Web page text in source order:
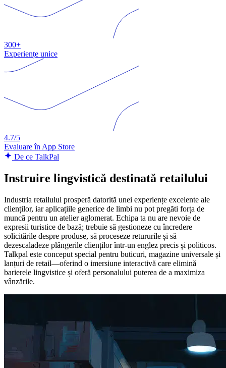
300+
Experiențe unice
4.7/5
Evaluare în App Store
De ce TalkPal
Instruire lingvistică destinată retailului
Industria retailului prosperă datorită unei experiențe excelente ale
clienților, iar aplicațiile generice de limbi nu pot pregăti forța de
muncă pentru un atelier aglomerat. Echipa ta nu are nevoie de
expresii turistice de bază; trebuie să gestioneze cu încredere
solicitările despre produse, să proceseze retururile și să
dezescaladeze plângerile clienților într-un englez precis și politicos.
Talkpal este conceput special pentru buticuri, magazine universale și
lanțuri de retail—oferind o imersiune interactivă care elimină
barierele lingvistice și oferă personalului puterea de a maximiza
vânzările.